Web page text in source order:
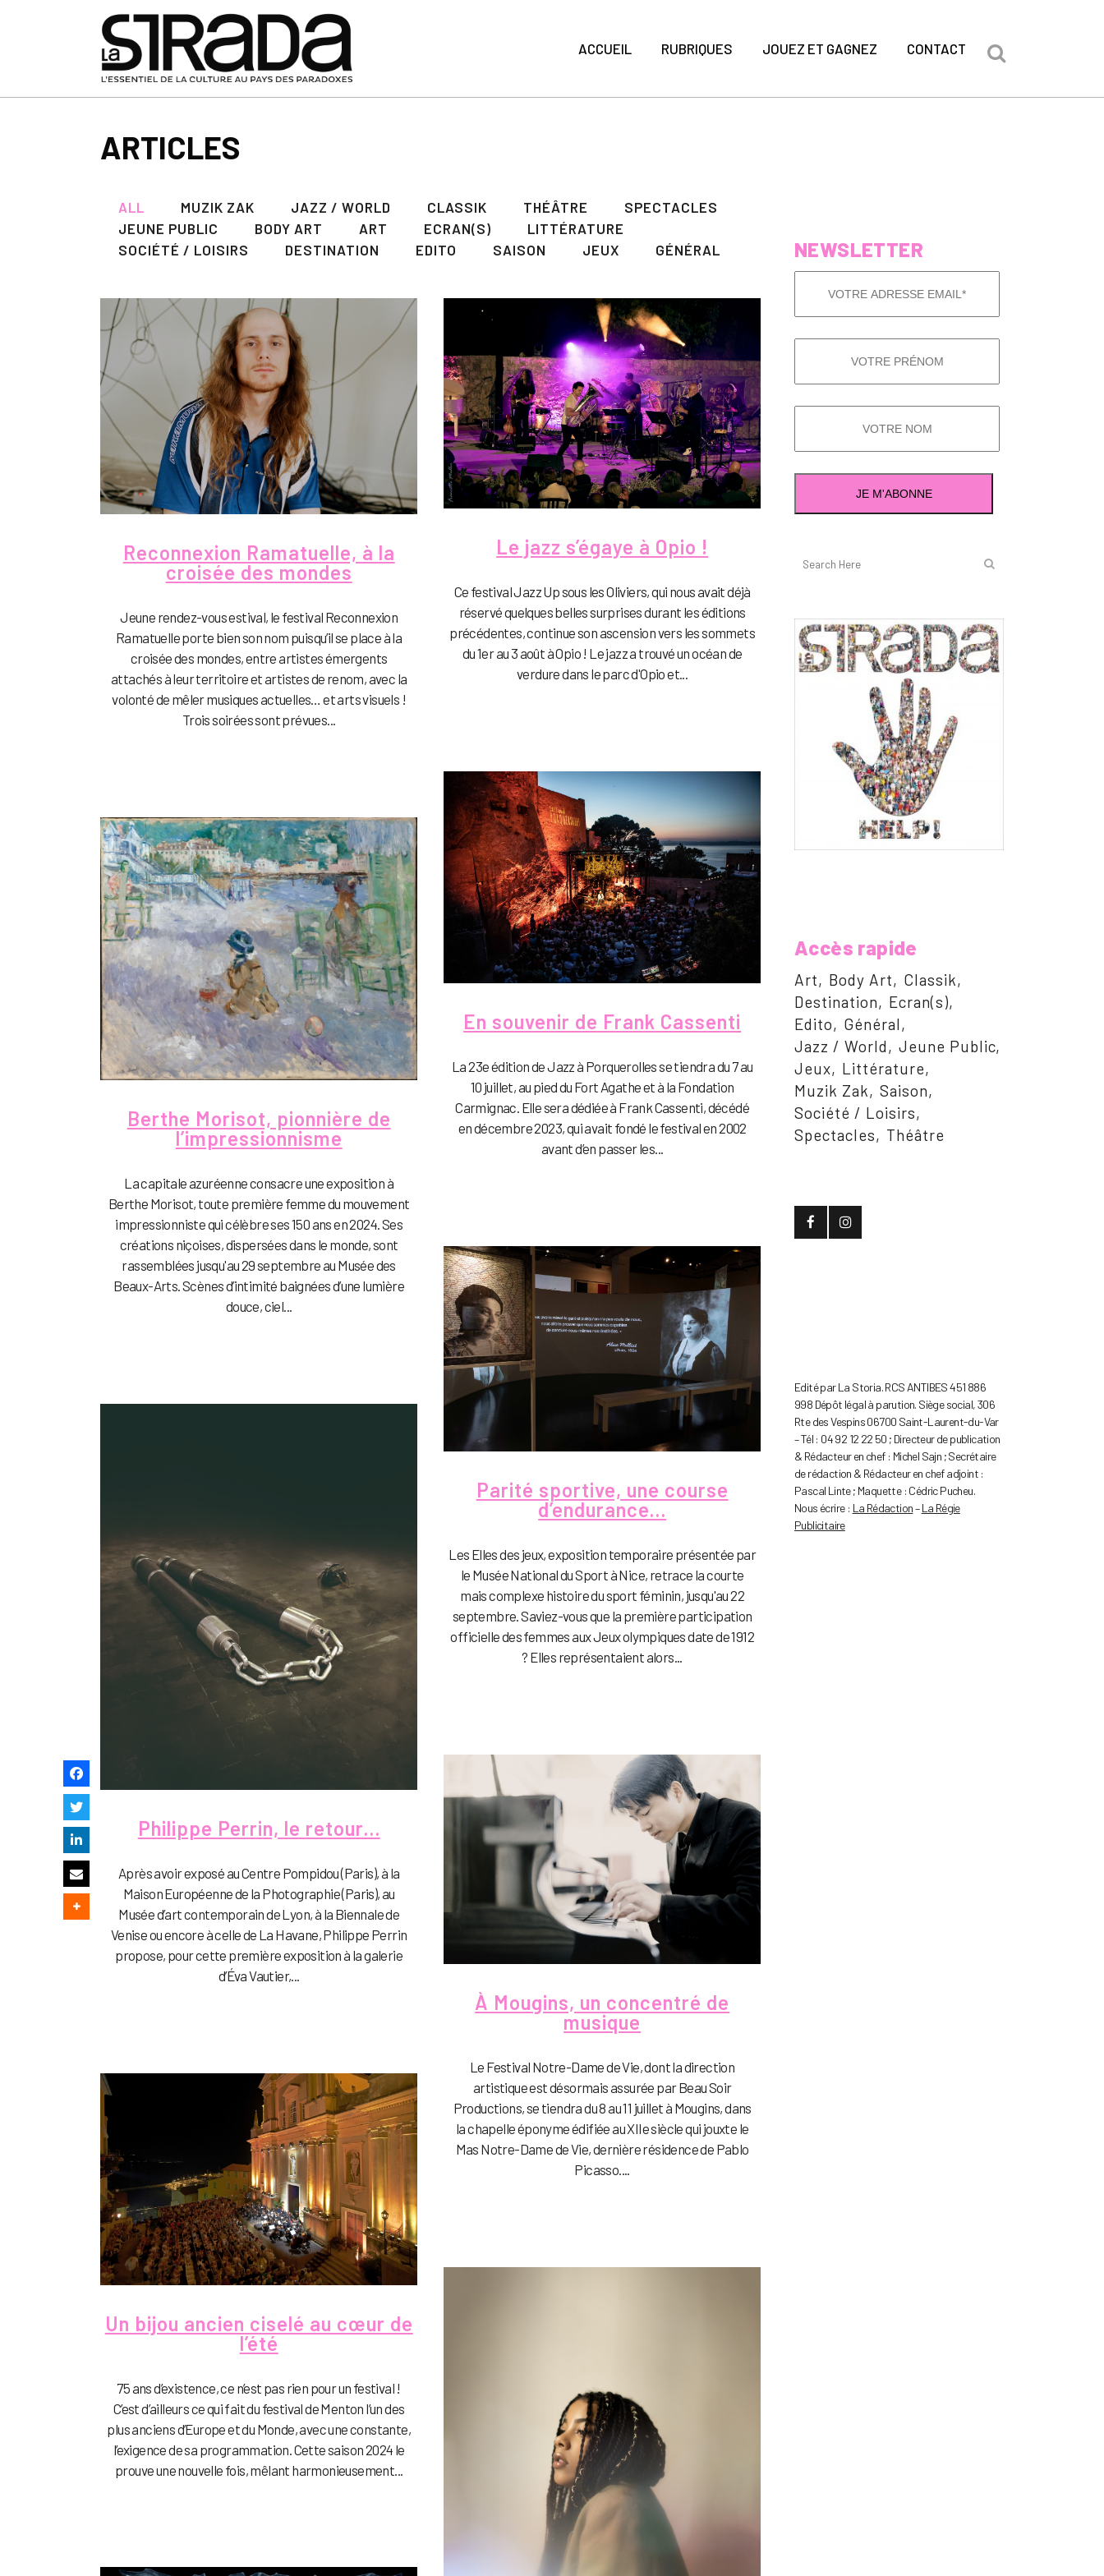
ACCUEIL RUBRIQUES JOUEZ ET GAGNEZ CONTACT
ARTICLES
ALL MUZIK ZAK JAZZ / WORLD CLASSIK THÉÂTRE
SPECTACLES
JEUNE PUBLIC
BODY ART ART ECRAN(S)
LITTÉRATURE
SOCIÉTÉ / LOISIRS
DESTINATION EDITO SAISON JEUX GÉNÉRAL
Reconnexion Ramatuelle, à la
croisée des mondes
Jeune rendez-vous estival, le festival Reconnexion
Ramatuelle porte bien son nom puisqu’il se place à la
croisée des mondes, entre artistes émergents
attachés à leur territoire et artistes de renom, avec la
volonté de mêler musiques actuelles… et arts visuels !
Trois soirées sont prévues...
Le jazz s’égaye à Opio !
Ce festival Jazz Up sous les Oliviers, qui nous avait déjà
réservé quelques belles surprises durant les éditions
précédentes, continue son ascension vers les sommets
du 1er au 3 août à Opio ! Le jazz a trouvé un océan de
verdure dans le parc d'Opio et...
En souvenir de Frank Cassenti
La 23e édition de Jazz à Porquerolles se tiendra du 7 au
10 juillet, au pied du Fort Agathe et à la Fondation
Carmignac. Elle sera dédiée à Frank Cassenti, décédé
en décembre 2023, qui avait fondé le festival en 2002
avant d’en passer les...
Berthe Morisot, pionnière de
l’impressionnisme
La capitale azuréenne consacre une exposition à
Berthe Morisot, toute première femme du mouvement
impressionniste qui célèbre ses 150 ans en 2024. Ses
créations niçoises, dispersées dans le monde, sont
rassemblées jusqu'au 29 septembre au Musée des
Beaux-Arts. Scènes d’intimité baignées d’une lumière
douce, ciel...
Parité sportive, une course
d’endurance…
Les Elles des jeux, exposition temporaire présentée par
le Musée National du Sport à Nice, retrace la courte
mais complexe histoire du sport féminin, jusqu'au 22
septembre. Saviez-vous que la première participation
officielle des femmes aux Jeux olympiques date de 1912
? Elles représentaient alors...
Philippe Perrin, le retour…
Après avoir exposé au Centre Pompidou (Paris), à la
Maison Européenne de la Photographie (Paris), au
Musée d’art contemporain de Lyon, à la Biennale de
Venise ou encore à celle de La Havane, Philippe Perrin
propose, pour cette première exposition à la galerie
d’Éva Vautier,...
À Mougins, un concentré de
musique
Le Festival Notre-Dame de Vie, dont la direction
artistique est désormais assurée par Beau Soir
Productions, se tiendra du 8 au 11 juillet à Mougins, dans
la chapelle éponyme édifiée au XIIe siècle qui jouxte le
Mas Notre-Dame de Vie, dernière résidence de Pablo
Picasso....
Un bijou ancien ciselé au cœur de
l’été
75 ans d’existence, ce n’est pas rien pour un festival !
C’est d’ailleurs ce qui fait du festival de Menton l’un des
plus anciens d’Europe et du Monde, avec une constante,
l’exigence de sa programmation. Cette saison 2024 le
prouve une nouvelle fois, mêlant harmonieusement...
NEWSLETTER
Accès rapide
Art Body Art
Classik
Destination
Ecran(s)
Edito
Général
Jazz / World
Jeune Public
Jeux
Littérature
Muzik Zak
Saison
Société / Loisirs
Spectacles
Théâtre
Edité par La Storia. RCS ANTIBES 451 886
998 Dépôt légal à parution. Siège social, 306
Rte des Vespins 06700 Saint-Laurent-du-Var
– Tél : 04 92 12 22 50 ; Directeur de publication
& Rédacteur en chef : Michel Sajn ; Secrétaire
de rédaction & Rédacteur en chef adjoint :
Pascal Linte ; Maquette : Cédric Pucheu.
Nous écrire : La Rédaction–La Régie
Publicitaire